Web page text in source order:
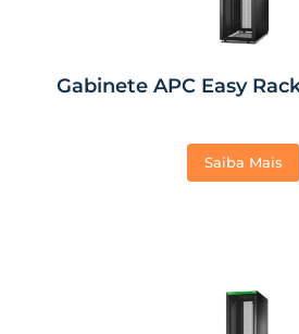
Gabinete APC Easy
Saiba Mais